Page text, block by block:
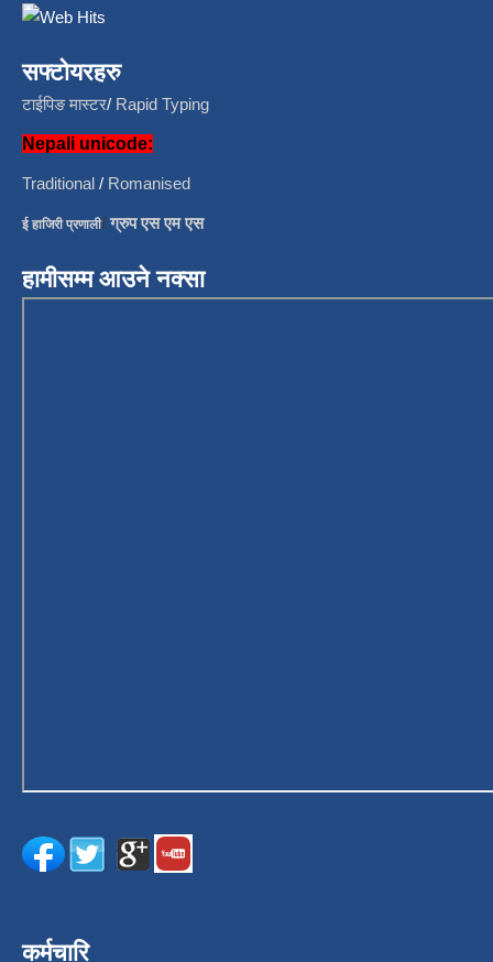
सफ्टोयरहरु
टाईपिङ मास्टर/ Rapid Typing
Nepali unicode:
Traditional / Romanised
ई हाजिरी प्रणाली/ग्रुप एस एम एस
हामीसम्म आउने नक्सा
कर्मचारि